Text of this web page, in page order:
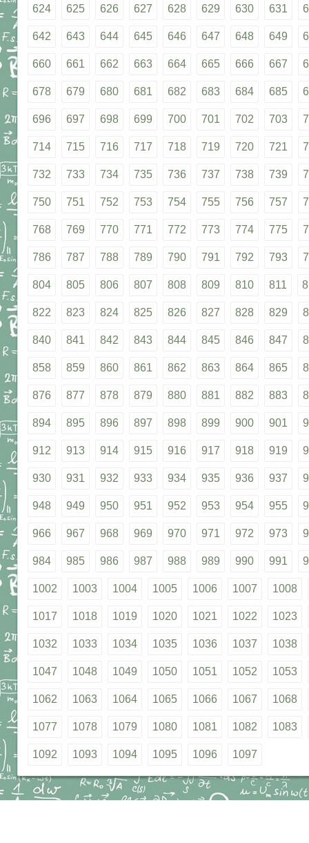
624 625 626 627 628 629 630 631
642 643 644 645 646 647 648 649
660 661 662 663 664 665 666 667
678 679 680 681 682 683 684 685
696 697 698 699 700 701 702 703
714 715 716 717 718 719 720 721
732 733 734 735 736 737 738 739
750 751 752 753 754 755 756 757
768 769 770 771 772 773 774 775
786 787 788 789 790 791 792 793
804 805 806 807 808 809 810 811
822 823 824 825 826 827 828 829
840 841 842 843 844 845 846 847
858 859 860 861 862 863 864 865
876 877 878 879 880 881 882 883
894 895 896 897 898 899 900 901
912 913 914 915 916 917 918 919
930 931 932 933 934 935 936 937
948 949 950 951 952 953 954 955
966 967 968 969 970 971 972 973
984 985 986 987 988 989 990 991
1002 1003 1004 1005 1006 1007 1008
1017 1018 1019 1020 1021 1022 1023
1032 1033 1034 1035 1036 1037 1038
1047 1048 1049 1050 1051 1052 1053
1062 1063 1064 1065 1066 1067 1068
1077 1078 1079 1080 1081 1082 1083
1092 1093 1094 1095 1096 1097